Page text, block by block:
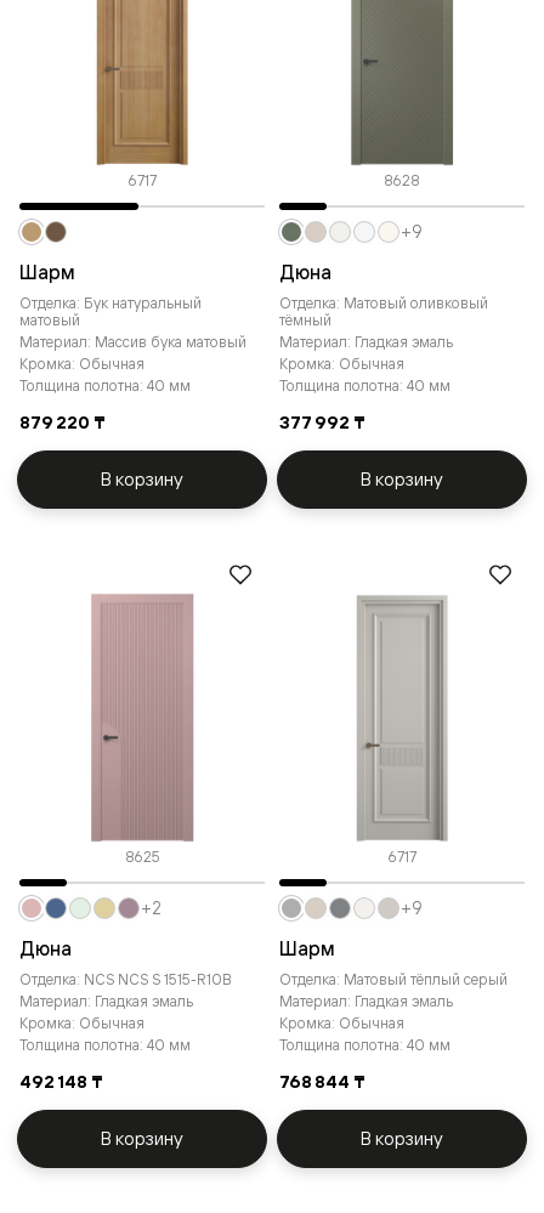
6717
Шарм
Отделка: Бук натуральный
матовый
Материал: Массив бука матовый
Кромка: Обычная
Толщина полотна: 40 мм
879 220 ₸
В корзину
8628
Дюна
Отделка: Матовый оливковый
тёмный
Материал: Гладкая эмаль
Кромка: Обычная
Толщина полотна: 40 мм
377 992 ₸
+9
В корзину
8625
Дюна
Отделка: NCS NCS S 1515-R10B
Материал: Гладкая эмаль
Кромка: Обычная
Толщина полотна: 40 мм
492 148 ₸
+2
В корзину
6717
Шарм
Отделка: Матовый тёплый серый
Материал: Гладкая эмаль
Кромка: Обычная
Толщина полотна: 40 мм
768 844 ₸
+9
В корзину